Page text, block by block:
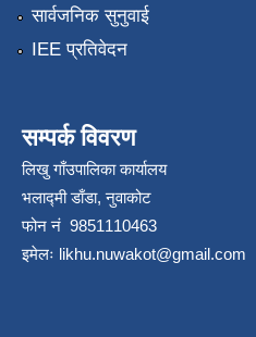
सार्वजनिक सुनुवाई
IEE प्रतिवेदन
सम्पर्क विवरण
लिखु गाँउपालिका कार्यालय
भलाद्मी डाँडा, नुवाकोट
फोन नं 9851110463
इमेलः likhu.nuwakot@gmail.com